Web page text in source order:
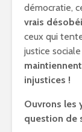
démocratie,
vrais
ceux qui
justice
injustices !
Ouvrons les
question de